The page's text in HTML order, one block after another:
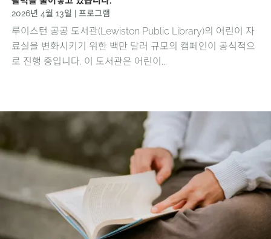
2026년 4월 13일 프로그램
루이스턴 공공 도서관(Lewiston Public Library)의 어린이 자
료실을 변화시키기 위한 백만 달러 규모의 캠페인이 공식적으
로 진행 중입니다. 이 도서관은 어린이...